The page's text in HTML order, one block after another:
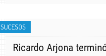
SUCESOS
Ricardo Arjona